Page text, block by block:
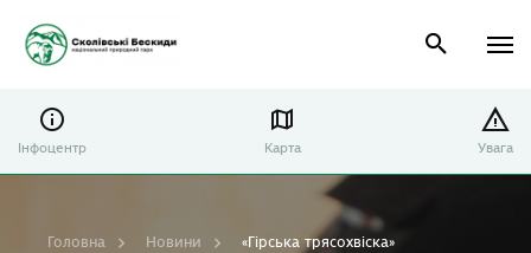
Інфоцентр Карта Увага
Головна Новини «Гірська трясохвіска»